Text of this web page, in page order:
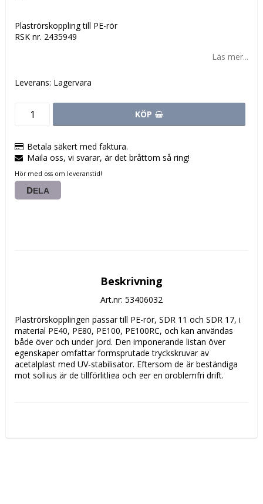
Plaströrskoppling till PE-rör
RSK nr. 2435949
Läs mer...
Leverans: Lagervara
KÖP
Betala säkert med faktura.
Maila oss, vi svarar, är det bråttom så ring!
Hör med oss om leveranstid!
DELA
Beskrivning
Art.nr: 53406032
Plaströrskopplingen passar till PE-rör, SDR 11 och SDR 17, i
material PE40, PE80, PE100, PE100RC, och kan användas
både över och under jord. Den imponerande listan över
egenskaper omfattar formsprutade tryckskruvar av
acetalplast med UV-stabilisator. Eftersom de är beständiga
mot solljus är de tillförlitliga och ger en problemfri drift.